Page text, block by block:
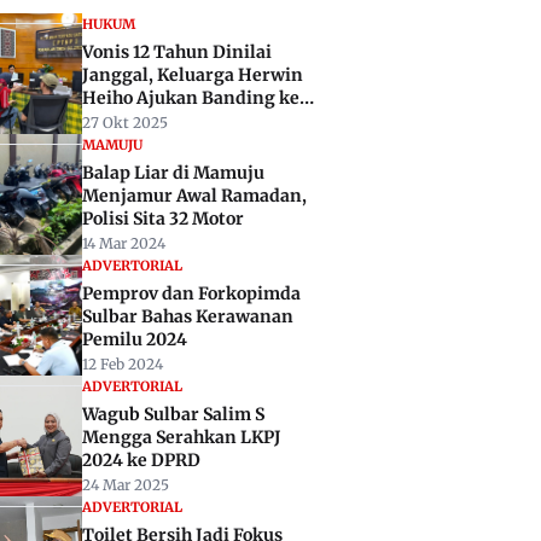
HUKUM
Vonis 12 Tahun Dinilai
Janggal, Keluarga Herwin
Heiho Ajukan Banding ke
Pengadilan Tinggi Sulbar
27 Okt 2025
MAMUJU
Balap Liar di Mamuju
Menjamur Awal Ramadan,
Polisi Sita 32 Motor
14 Mar 2024
ADVERTORIAL
Pemprov dan Forkopimda
Sulbar Bahas Kerawanan
Pemilu 2024
12 Feb 2024
ADVERTORIAL
Wagub Sulbar Salim S
Mengga Serahkan LKPJ
2024 ke DPRD
24 Mar 2025
ADVERTORIAL
Toilet Bersih Jadi Fokus